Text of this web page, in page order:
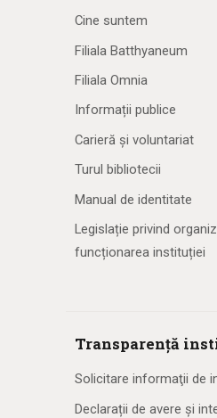
Cine suntem
Filiala Batthyaneum
Filiala Omnia
Informații publice
Carieră și voluntariat
Turul bibliotecii
Manual de identitate
Legislație privind
funcționarea instituției
Transparență
Solicitare informaţii de
Declarații de avere și